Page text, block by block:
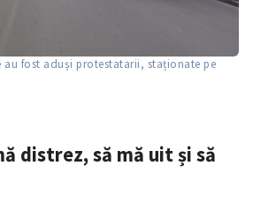
au fost aduși protestatarii, staționate pe
distrez, să mă uit și să